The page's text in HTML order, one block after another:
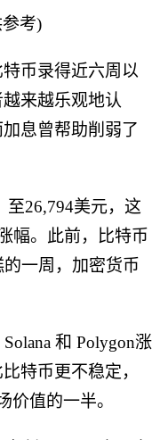
考)
币录得近六周以
来越乐观地认
息曾帮助削弱了
至26,794美元，这
幅。此前，比特币
一周，加密货币
和 Polygon涨
特币更不稳定，
价值的一半。